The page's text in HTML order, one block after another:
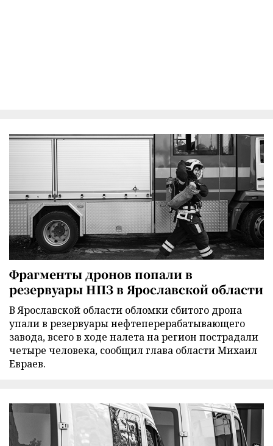
Фрагменты дронов попали в
резервуары НПЗ в Ярославской области
В Ярославской области обломки сбитого дрона
упали в резервуары нефтеперерабатывающего
завода, всего в ходе налета на регион пострадали
четыре человека, сообщил глава области Михаил
Евраев.